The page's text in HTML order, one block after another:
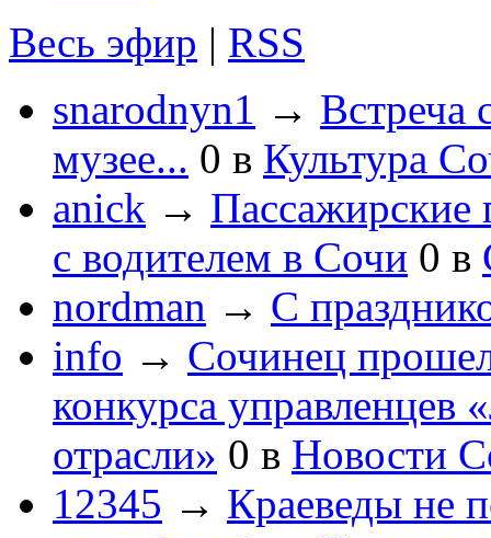
Весь эфир | RSS
snarodnyn1 → Встреча
музее... 0 в Культура
anick → Пассажирские
с водителем в Сочи 0 в
nordman → С
info → Сочинец
конкурса управленцев
отрасли» 0 в Новости
12345 → Краеведы не